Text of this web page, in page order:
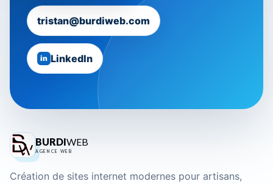
tristan@burdiweb.com
in LinkedIn
BURDIWEB
AGENCE WEB
Création de sites internet modernes pour artisans,